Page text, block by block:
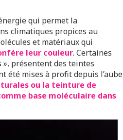
qui permet la
climatiques propices au
et matériaux qui
leur couleur. Certaines
», présentent des teintes
été mises à profit depuis l’aube
ou la teinture de
base moléculaire dans